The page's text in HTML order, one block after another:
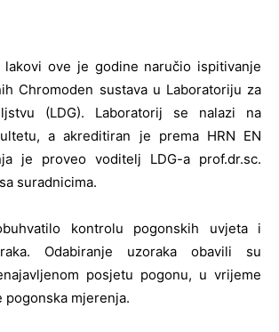
ove je godine naručio ispitivanje
Chromoden sustava u Laboratoriju za
(LDG). Laboratorij se nalazi na
a akreditiran je prema HRN EN
je proveo voditelj LDG-a prof.dr.sc.
suradnicima.
kontrolu pogonskih uvjeta i
Odabiranje uzoraka obavili su
posjetu pogonu, u vrijeme
pogonska mjerenja.